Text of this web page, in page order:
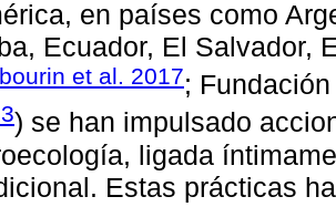
en países como
Ecuador, El Salvador,
et al. 2017;
) se han impulsado
ligada
Estas prácticas